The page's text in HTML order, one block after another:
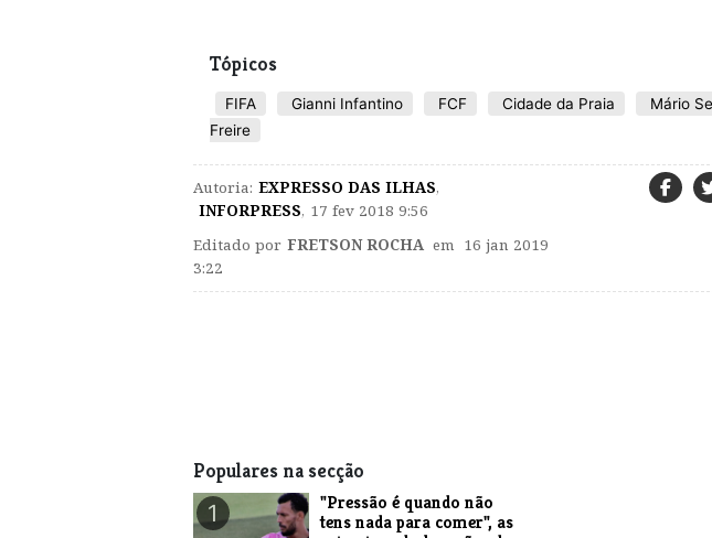
Tópicos
FIFA Gianni Infantino FCF Cidade da Praia Mário
Freire
Autoria: EXPRESSO DAS ILHAS,
INFORPRESS, 17 fev 2018 9:56
Editado por FRETSON ROCHA em 16 jan 2019
3:22
Populares na secção
1
"Pressão é quando não
tens nada para comer", as